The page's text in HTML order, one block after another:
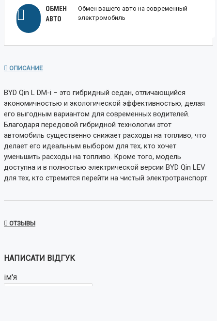
ОБМЕН
АВТО
Обмен вашего авто на современный
электромобиль
ОПИСАНИЕ
BYD Qin L DM-i – это гибридный седан, отличающийся
экономичностью и экологической эффективностью, делая
его выгодным вариантом для современных водителей.
Благодаря передовой гибридной технологии этот
автомобиль существенно снижает расходы на топливо, что
делает его идеальным выбором для тех, кто хочет
уменьшить расходы на топливо. Кроме того, модель
доступна и в полностью электрической версии BYD Qin LEV
для тех, кто стремится перейти на чистый электротранспорт.
ОТЗЫВЫ
НАПИСАТИ ВІДГУК
ім'я